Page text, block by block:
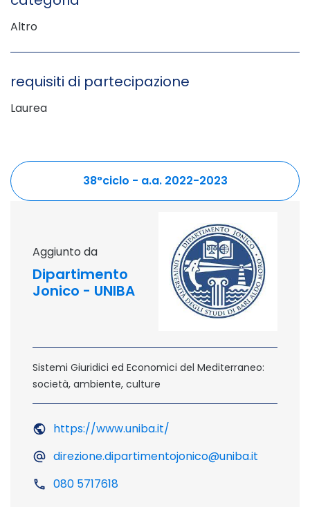
Altro
requisiti di partecipazione
Laurea
38°ciclo - a.a. 2022-2023sito esterno - apertura in
aggiunto da
Dipartimento
Jonico - UNIBA
Sistemi Giuridici ed Economici del Mediterraneo:
società, ambiente, culture
https://www.uniba.it/
direzione.dipartimentojonico@uniba.it
080 5717618